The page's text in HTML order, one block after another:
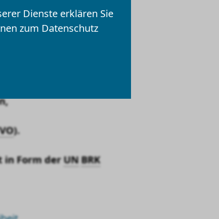
Dienste erklären Sie
zum Datenschutz
Rechtsquellen.
).
in Form derUNBRK